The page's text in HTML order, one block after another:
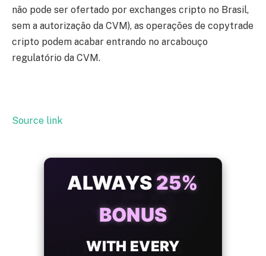
não pode ser ofertado por exchanges cripto no Brasil,
sem a autorização da CVM), as operações de copytrade
cripto podem acabar entrando no arcabouço
regulatório da CVM.
Source link
ALWAYS 25%
BONUS
WITH EVERY